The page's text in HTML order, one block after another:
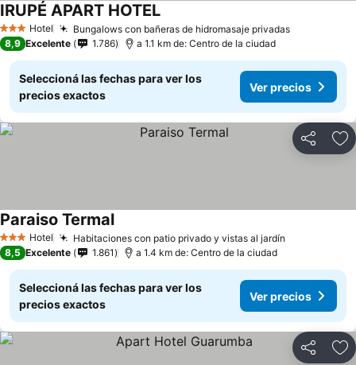
3 Estrellas
Hotel Bungalows con bañeras de hidromasaje privadas
IRUPÉ APART HOTEL
8,9 Excelente 1.786 a 1.1 km de: Centro de la ciudad
Seleccioná las fechas para ver los
precios exactos
Ver precios
Compartir
3 Estrellas
Hotel Habitaciones con patio privado y vistas al jardín
Paraiso Termal
8,5 Excelente 1.861 a 1.4 km de: Centro de la ciudad
Seleccioná las fechas para ver los
precios exactos
Ver precios
Compartir